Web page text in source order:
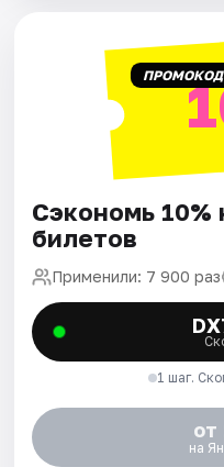
ПРОМОКОД
Сэкономь 10%
билетов
Применили: 7 900 раз
1 шаг.
от
на